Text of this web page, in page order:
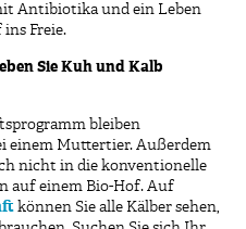
Antibiotika und ein Leben
Freie.
Sie Kuh und Kalb
bleiben
einem Muttertier. Außerdem
nicht in die konventionelle
auf einem Bio-Hof. Auf
können Sie alle Kälber sehen,